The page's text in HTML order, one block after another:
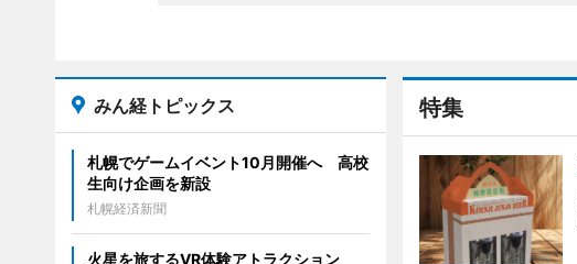
特集
みん経トピックス
札幌でゲームイベント10月開催へ 高校
生向け企画を新設
札幌経済新聞
火星を旅するVR体験アトラクション